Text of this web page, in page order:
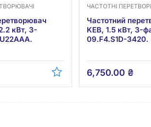
кВт, 3-
ЧАСТОТНІ
Частотний
KEB, 1.5 кВт, 3-
09.F4.S1D-
6,750.00 ₴